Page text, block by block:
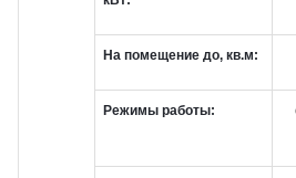
На помещение до, кв.м:
Режимы работы: